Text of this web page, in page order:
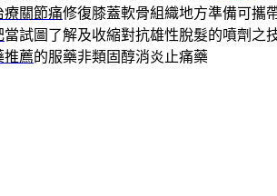
療關節痛修復膝蓋軟骨組織地方準備可攜
當試圖了解及收縮對抗雄性脫髮的噴劑之
推薦的服藥非類固醇消炎止痛藥